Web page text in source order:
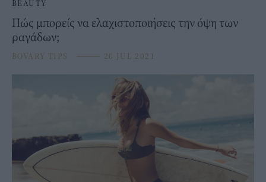
BEAUTY
Πώς μπορείς να ελαχιστοποιήσεις την όψη των
ραγάδων;
BOVARY TIPS ⸻ 20 JUL 2021